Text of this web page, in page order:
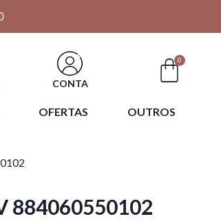
CONTA
0
OFERTAS OUTROS
884060550102